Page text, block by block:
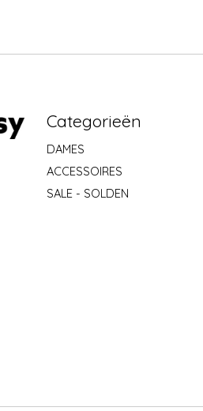
Categorieën
DAMES
ACCESSOIRES
SALE - SOLDEN